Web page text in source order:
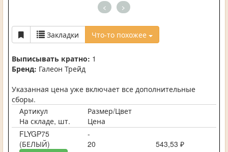
< >
Закладки Что-то похожее
Выписывать кратно: 1
Бренд: Галеон Трейд
Указанная цена уже включает все дополнительные
сборы.
Артикул
Размер/Цвет
На складе, шт.
Цена
FLYGP75
(БЕЛЫЙ)
-
20
543,53 ₽